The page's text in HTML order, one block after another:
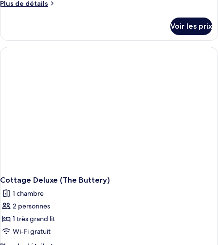
Plus de détails
Plus
le
type
de
Voir les prix
Cottage Deluxe (The Buttery)
1 chambre
2 personnes
1 très grand lit
Wi-Fi gratuit